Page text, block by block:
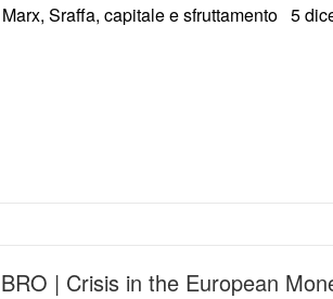
Sraffa, capitale e sfruttamento 5
| Crisis in the European